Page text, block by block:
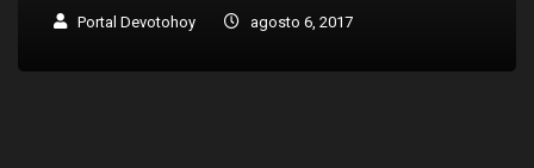
Portal Devotohoy agosto 6, 2017